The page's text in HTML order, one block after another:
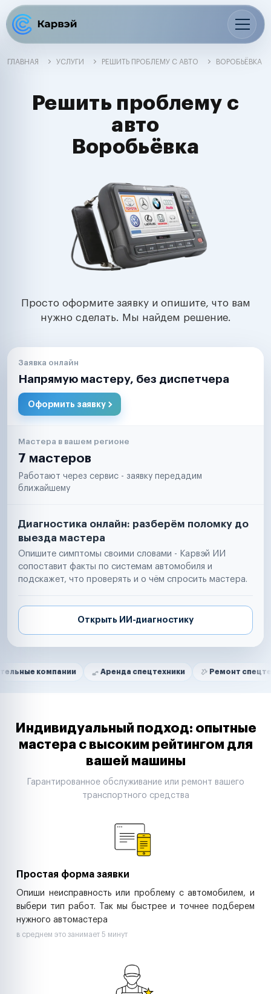
ГЛАВНАЯ УСЛУГИ РЕШИТЬ ПРОБЛЕМУ С АВТО ВОРОБЬЁВКА
Решить проблему с
авто
Воробьёвка
Просто оформите заявку и опишите, что вам
нужно сделать. Мы найдем решение.
Заявка онлайн
Напрямую мастеру, без диспетчера
Оформить заявку
Мастера в вашем регионе
7 мастеров
Работают через сервис - заявку передадим
ближайшему
Диагностика онлайн: разберём поломку до
выезда мастера
Опишите симптомы своими словами - Карвэй ИИ
сопоставит факты по системам автомобиля и
подскажет, что проверять и о чём спросить мастера.
Открыть ИИ-диагностику
Нам доверяют
Аренда спецтехники Ремонт спецтехники
Маркетплейсы
Таксопарки
Автодилеры
Строительные компании
Аренда спецтехники
Индивидуальный подход: опытные
мастера с высоким рейтингом для
вашей машины
Гарантированное обслуживание или ремонт вашего
транспортного средства
Простая форма заявки
Опиши неисправность или проблему с автомобилем, и
выбери тип работ. Так мы быстрее и точнее подберем
нужного автомастера
в среднем это занимает 5 минут